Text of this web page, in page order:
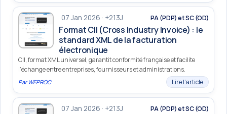
07 Jan 2026 · +213J PA (PDP) et SC (OD)
Format CII (Cross Industry Invoice) : le
standard XML de la facturation
électronique
CII, format XML universel, garantit conformité française et facilite
l’échange entre entreprises, fournisseurs et administrations.
ParWEPROC Lire l’article
07 Jan 2026 · +213J PA (PDP) et SC (OD)